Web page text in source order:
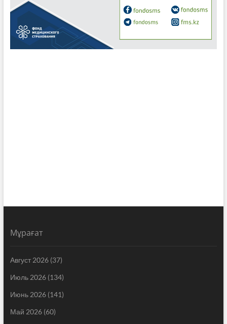
Мұрағат
Август 2026(37)
Июль 2026(134)
Июнь 2026(141)
Май 2026(60)